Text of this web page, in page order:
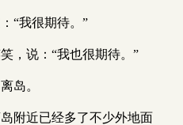
“我很期待。”
，说：“我也很期待。”
岛。
附近已经多了不少外地面